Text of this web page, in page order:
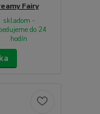
Fairy
skladom -
do 24
hodín